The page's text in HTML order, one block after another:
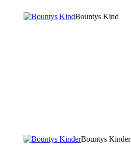
Bountys Kind
Bountys Kinder